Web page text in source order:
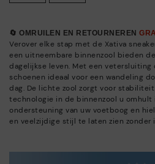
🔄 OMRUILEN EN RETOURNEREN
Verover elke stap met de Xativa
een uitneembare binnenzool bieden
dagelijkse leven. Met een
schoenen ideaal voor een wandeling
dag. De lichte zool zorgt voor
technologie in de binnenzool u
ondersteuning van uw voetboog en
en veelzijdige stijl te laten zien